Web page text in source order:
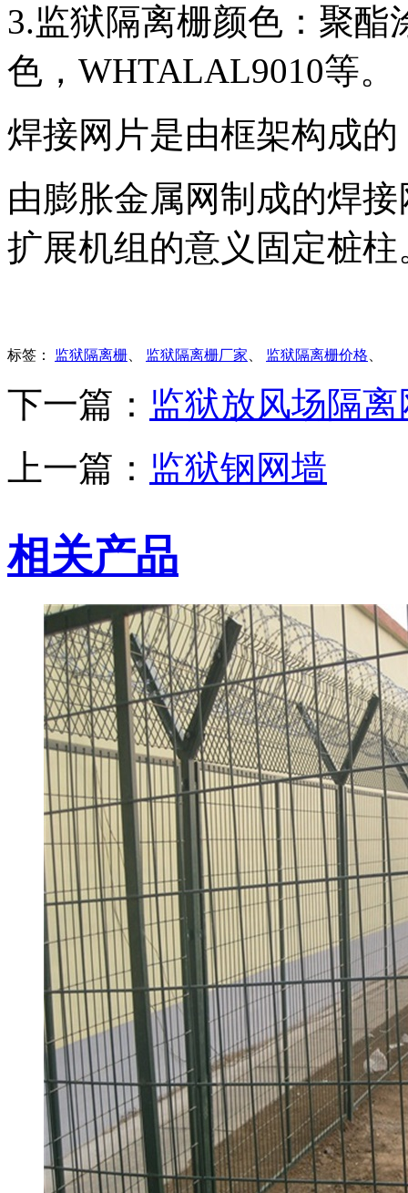
3.监狱隔离栅颜色：聚酯
色，WHTALAL9010等。
焊接网片是由框架构成
由膨胀金属网制成的焊
扩展机组的意义固定桩柱
标签： 监狱隔离栅、 监狱隔离栅厂家、 监狱隔离栅价格、
下一篇： 监狱放风场隔离
上一篇： 监狱钢网墙
相关产品